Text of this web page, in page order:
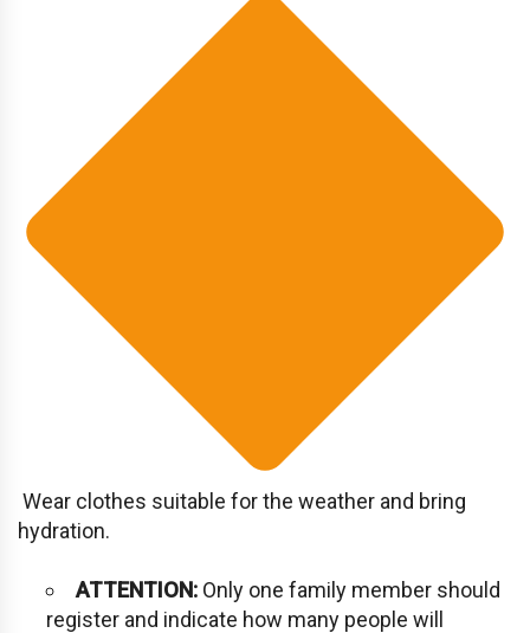
Wear clothes suitable for the weather and bring
hydration.
ATTENTION: Only one family member should
register and indicate how many people will